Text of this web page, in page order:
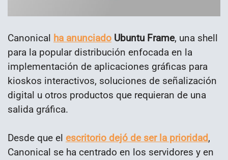
Canonical ha anunciado Ubuntu Frame, una shell
para la popular distribución enfocada en la
implementación de aplicaciones gráficas para
kioskos interactivos, soluciones de señalización
digital u otros productos que requieran de una
salida gráfica.
Desde que el escritorio dejó de ser la prioridad,
Canonical se ha centrado en los servidores y en